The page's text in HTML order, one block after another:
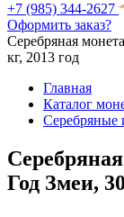
+7 (985) 344-2627
Оформить заказ?
Серебряная
кг, 2013 год
Главная
Каталог
Серебряные
Год Змеи,